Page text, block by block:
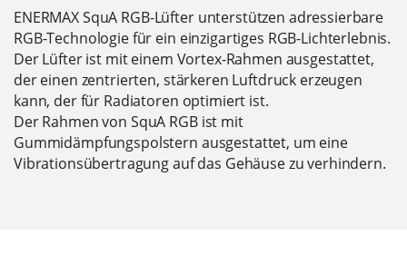
ENERMAX SquA RGB-Lüfter unterstützen adressierbare
RGB-Technologie für ein einzigartiges RGB-Lichterlebnis.
Der Lüfter ist mit einem Vortex-Rahmen ausgestattet,
der einen zentrierten, stärkeren Luftdruck erzeugen
kann, der für Radiatoren optimiert ist.
Der Rahmen von SquA RGB ist mit
Gummidämpfungspolstern ausgestattet, um eine
Vibrationsübertragung auf das Gehäuse zu verhindern.